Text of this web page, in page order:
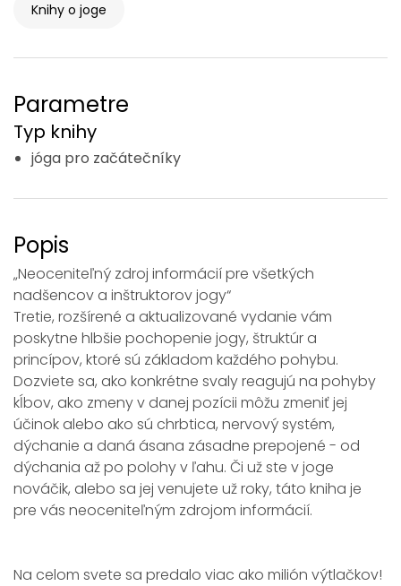
Knihy o joge
Parametre
Typ knihy
jóga pro začátečníky
Popis
„Neoceniteľný zdroj informácií pre všetkých
nadšencov a inštruktorov jogy“
Tretie, rozšírené a aktualizované vydanie vám
poskytne hlbšie pochopenie jogy, štruktúr a
princípov, ktoré sú základom každého pohybu.
Dozviete sa, ako konkrétne svaly reagujú na pohyby
kĺbov, ako zmeny v danej pozícii môžu zmeniť jej
účinok alebo ako sú chrbtica, nervový systém,
dýchanie a daná ásana zásadne prepojené - od
dýchania až po polohy v ľahu. Či už ste v joge
nováčik, alebo sa jej venujete už roky, táto kniha je
pre vás neoceniteľným zdrojom informácií.
Na celom svete sa predalo viac ako milión výtlačkov!